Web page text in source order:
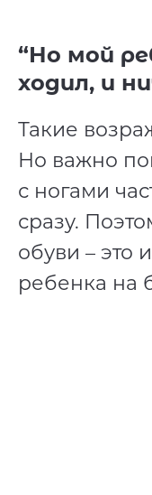
“Но мой
ходил, и
Такие
Но важно
с ногами
сразу.
обуви – это
ребенка на